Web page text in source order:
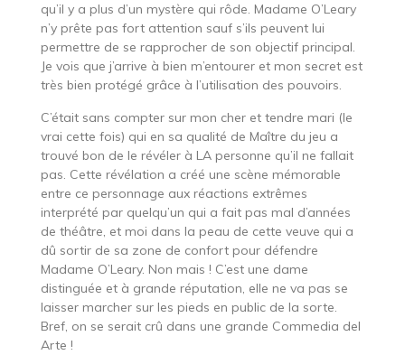
qu’il y a plus d’un mystère qui rôde. Madame O’Leary
n’y prête pas fort attention sauf s’ils peuvent lui
permettre de se rapprocher de son objectif principal.
Je vois que j’arrive à bien m’entourer et mon secret est
très bien protégé grâce à l’utilisation des pouvoirs.
C’était sans compter sur mon cher et tendre mari (le
vrai cette fois) qui en sa qualité de Maître du jeu a
trouvé bon de le révéler à LA personne qu’il ne fallait
pas. Cette révélation a créé une scène mémorable
entre ce personnage aux réactions extrêmes
interprété par quelqu’un qui a fait pas mal d’années
de théâtre, et moi dans la peau de cette veuve qui a
dû sortir de sa zone de confort pour défendre
Madame O’Leary. Non mais ! C’est une dame
distinguée et à grande réputation, elle ne va pas se
laisser marcher sur les pieds en public de la sorte.
Bref, on se serait crû dans une grande Commedia del
Arte !